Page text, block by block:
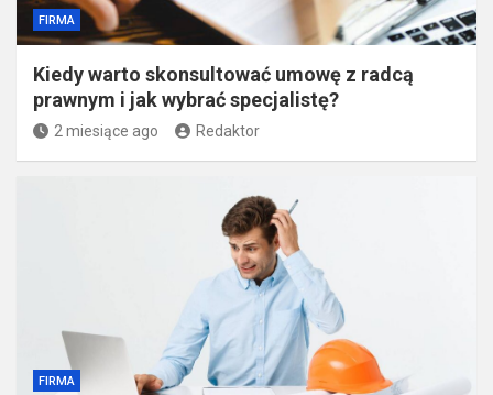
FIRMA
Kiedy warto skonsultować umowę z radcą
prawnym i jak wybrać specjalistę?
2 miesiące ago Redaktor
FIRMA